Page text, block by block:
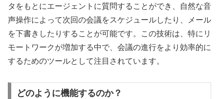
タをもとにエージェントに質問することができ、自然な音
声操作によって次回の会議をスケジュールしたり、メール
を下書きしたりすることが可能です。この技術は、特にリ
モートワークが増加する中で、会議の進行をより効率的に
するためのツールとして注目されています。
どのように機能するのか？